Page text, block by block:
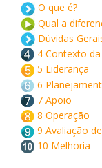
O que é?
Qual a
Dúvidas
4 Contexto
5 Liderança
6
7 Apoio
8 Operação
9 Avaliação
10 Melhoria